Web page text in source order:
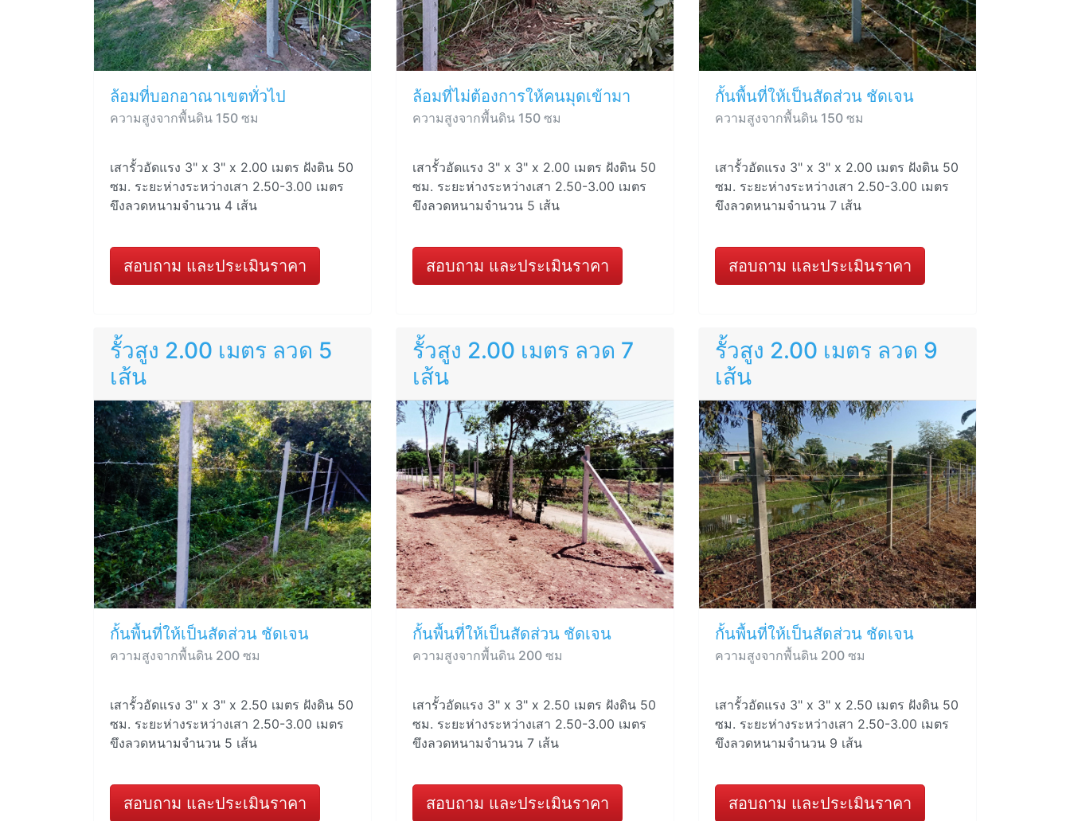
ล้อมที่บอกอาณาเขตทั่วไป
ความสูงจากพื้นดิน 150 ซม
เสารั้วอัดแรง 3" x 3" x 2.00 เมตร ฝังดิน 50
ซม. ระยะห่างระหว่างเสา 2.50-3.00 เมตร
ขึงลวดหนามจำนวน 4 เส้น
สอบถาม และประเมินราคา
ล้อมที่ไม่ต้องการให้คนมุดเข้ามา
ความสูงจากพื้นดิน 150 ซม
เสารั้วอัดแรง 3" x 3" x 2.00 เมตร ฝังดิน 50
ซม. ระยะห่างระหว่างเสา 2.50-3.00 เมตร
ขึงลวดหนามจำนวน 5 เส้น
สอบถาม และประเมินราคา
กั้นพื้นที่ให้เป็นสัดส่วน ชัดเจน
ความสูงจากพื้นดิน 150 ซม
เสารั้วอัดแรง 3" x 3" x 2.00 เมตร ฝังดิน 50
ซม. ระยะห่างระหว่างเสา 2.50-3.00 เมตร
ขึงลวดหนามจำนวน 7 เส้น
สอบถาม และประเมินราคา
รั้วสูง 2.00 เมตร ลวด 5
เส้น
กั้นพื้นที่ให้เป็นสัดส่วน ชัดเจน
ความสูงจากพื้นดิน 200 ซม
เสารั้วอัดแรง 3" x 3" x 2.50 เมตร ฝังดิน 50
ซม. ระยะห่างระหว่างเสา 2.50-3.00 เมตร
ขึงลวดหนามจำนวน 5 เส้น
สอบถาม และประเมินราคา
รั้วสูง 2.00 เมตร ลวด 7
เส้น
กั้นพื้นที่ให้เป็นสัดส่วน ชัดเจน
ความสูงจากพื้นดิน 200 ซม
เสารั้วอัดแรง 3" x 3" x 2.50 เมตร ฝังดิน 50
ซม. ระยะห่างระหว่างเสา 2.50-3.00 เมตร
ขึงลวดหนามจำนวน 7 เส้น
สอบถาม และประเมินราคา
รั้วสูง 2.00 เมตร ลวด 9
เส้น
กั้นพื้นที่ให้เป็นสัดส่วน ชัดเจน
ความสูงจากพื้นดิน 200 ซม
เสารั้วอัดแรง 3" x 3" x 2.50 เมตร ฝังดิน 50
ซม. ระยะห่างระหว่างเสา 2.50-3.00 เมตร
ขึงลวดหนามจำนวน 9 เส้น
สอบถาม และประเมินราคา